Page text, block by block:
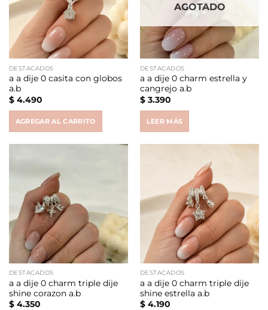
DESTACADOS
a a dije 0 casita con globos
a.b
$4.490
AGREGAR AL CARRITO
AGOTADO
DESTACADOS
a a dije 0 charm estrella y
cangrejo a.b
$3.390
LEER MÁS
DESTACADOS
a a dije 0 charm triple dije
shine corazon a.b
$4.350
DESTACADOS
a a dije 0 charm triple dije
shine estrella a.b
$4.190